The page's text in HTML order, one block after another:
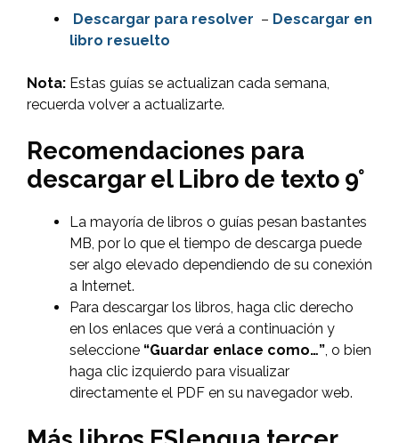
Descargar para resolver – Descargar en
libro resuelto
Nota: Estas guías se actualizan cada semana,
recuerda volver a actualizarte.
Recomendaciones para
descargar el Libro de texto 9°
La mayoría de libros o guías pesan bastantes
MB, por lo que el tiempo de descarga puede
ser algo elevado dependiendo de su conexión
a Internet.
Para descargar los libros, haga clic derecho
en los enlaces que verá a continuación y
seleccione “Guardar enlace como…”, o bien
haga clic izquierdo para visualizar
directamente el PDF en su navegador web.